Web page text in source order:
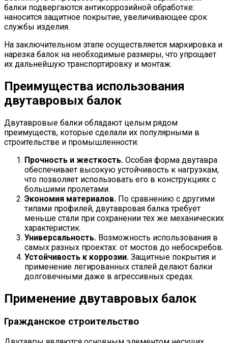
балки подвергаются антикоррозийной обработке:
наносится защитное покрытие, увеличивающее срок
службы изделия.
На заключительном этапе осуществляется маркировка и
нарезка балок на необходимые размеры, что упрощает
их дальнейшую транспортировку и монтаж.
Преимущества использования
двутавровых балок
Двутавровые балки обладают целым рядом
преимуществ, которые сделали их популярными в
строительстве и промышленности:
Прочность и жесткость. Особая форма двутавра
обеспечивает высокую устойчивость к нагрузкам,
что позволяет использовать его в конструкциях с
большими пролетами.
Экономия материалов. По сравнению с другими
типами профилей, двутавровая балка требует
меньше стали при сохранении тех же механических
характеристик.
Универсальность. Возможность использования в
самых разных проектах: от мостов до небоскребов.
Устойчивость к коррозии. Защитные покрытия и
применение легированных сталей делают балки
долговечными даже в агрессивных средах.
Применение двутавровых балок
Гражданское строительство